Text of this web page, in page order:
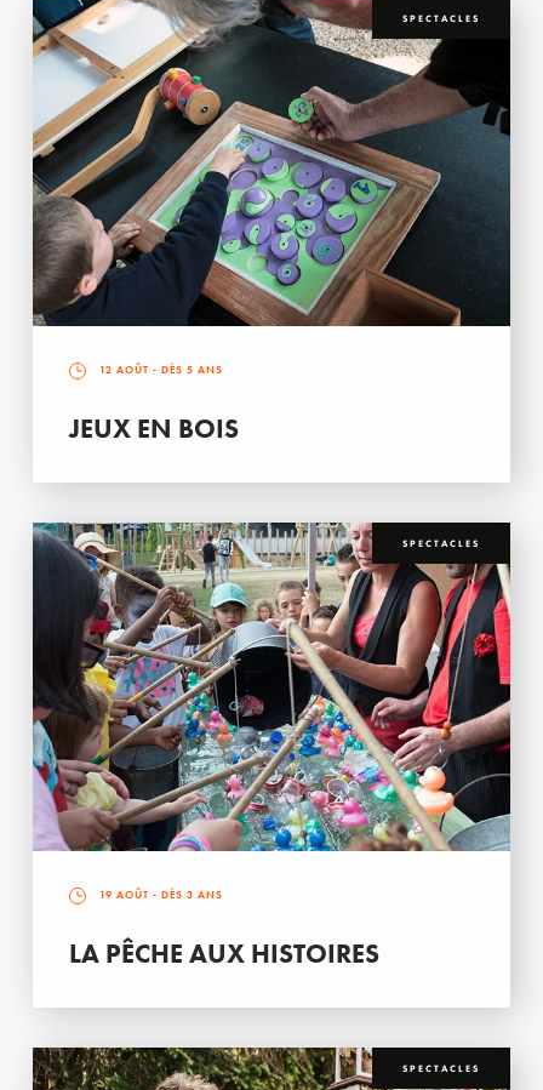
SPECTACLES
12 AOÛT - DÈS 5 ANS
JEUX EN BOIS
SPECTACLES
19 AOÛT - DÈS 3 ANS
LA PÊCHE AUX HISTOIRES
SPECTACLES